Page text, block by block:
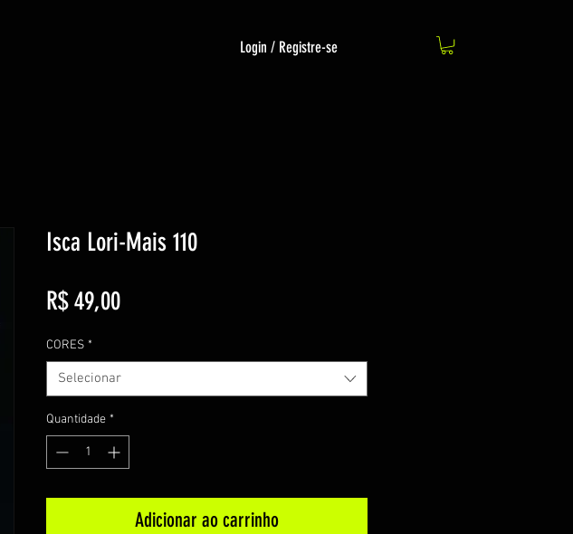
Login / Registre-se
Isca Lori-Mais 110
R$ 49,00Preço
CORES *
Selecionar
Quantidade *
Adicionar ao carrinho